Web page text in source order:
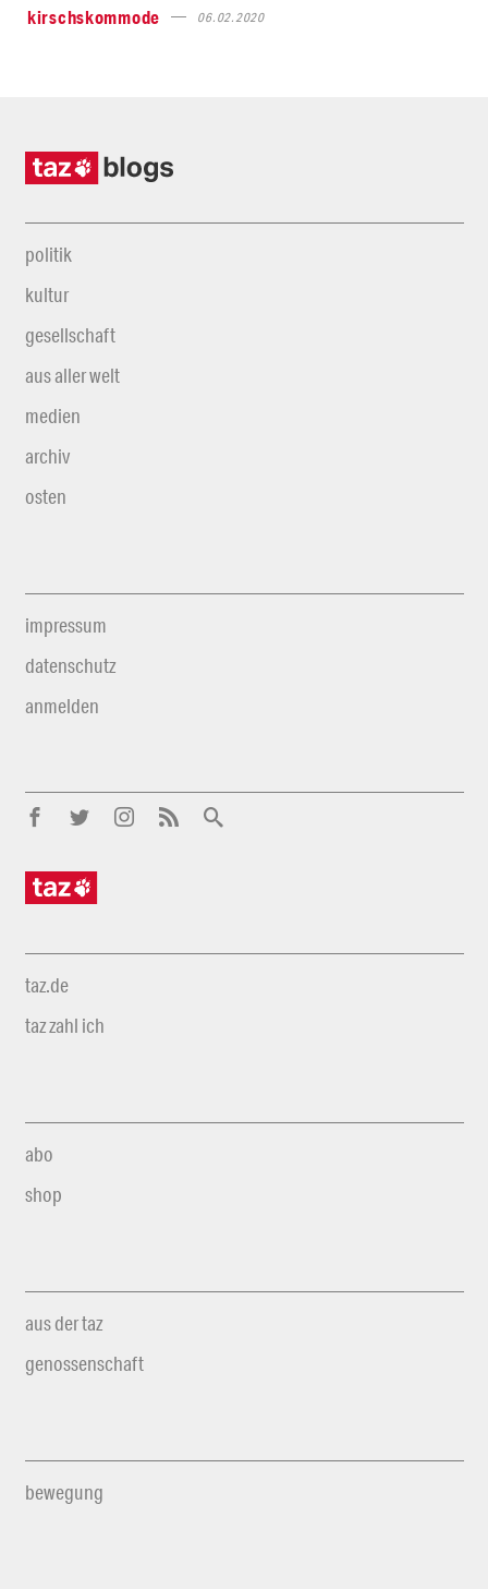
kirschskommode
06.02.2020
politik
kultur
gesellschaft
aus aller welt
medien
archiv
osten
impressum
datenschutz
anmelden
taz.de
taz zahl ich
abo
shop
aus der taz
genossenschaft
bewegung